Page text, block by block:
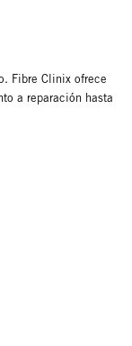
Fibre Clinix ofrece
a reparación hasta